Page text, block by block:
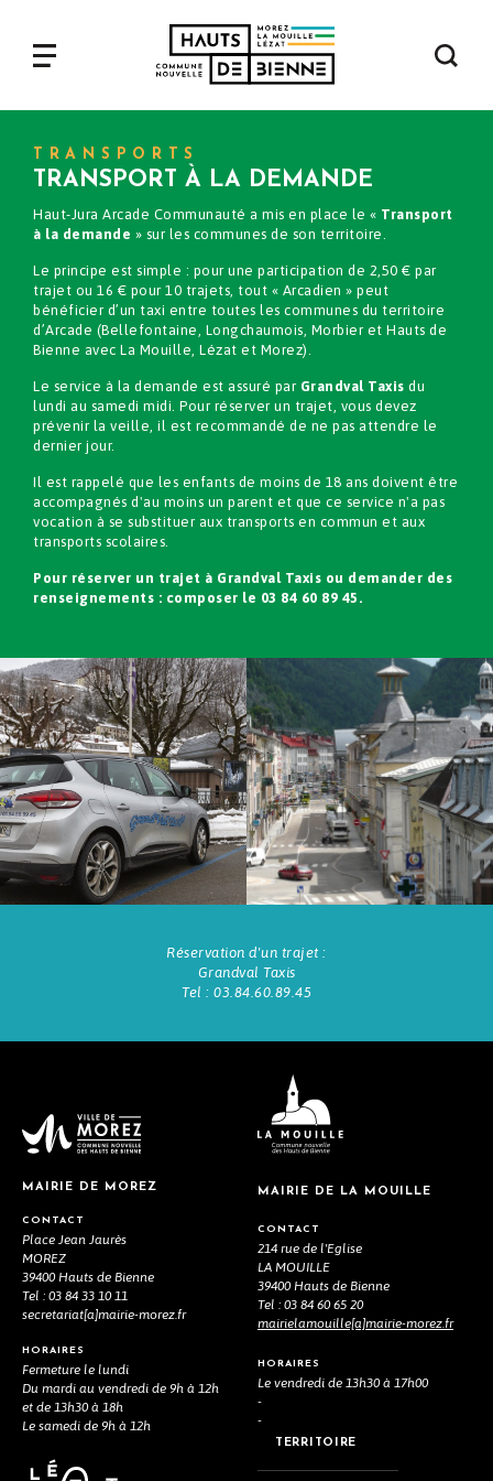
contenu
Navigation
principale
TRANSPORTS
TRANSPORT À LA DEMANDE
Haut-Jura Arcade Communauté a mis en place le « Transport
à la demande » sur les communes de son territoire.
Le principe est simple : pour une participation de 2,50 € par
trajet ou 16 € pour 10 trajets, tout « Arcadien » peut
bénéficier d’un taxi entre toutes les communes du territoire
d’Arcade (Bellefontaine, Longchaumois, Morbier et Hauts de
Bienne avec La Mouille, Lézat et Morez).
Le service à la demande est assuré parGrandval Taxis du
lundi au samedi midi. Pour réserver un trajet, vous devez
prévenir la veille, il est recommandé de ne pas attendre le
dernier jour.
Il est rappelé que les enfants de moins de 18 ans doivent être
accompagnés d'au moins un parent et que ce service n'a pas
vocation à se substituer aux transports en commun et aux
transports scolaires.
Pour réserver un trajet à Grandval Taxis ou demander des
renseignements : composer le 03 84 60 89 45.
Réservation d'un trajet :
Grandval Taxis
Tel : 03.84.60.89.45
MAIRIE DE MOREZ
CONTACT
Place Jean Jaurès
MOREZ
39400 Hauts de Bienne
Tel : 03 84 33 10 11
secretariat[a]mairie-morez.fr
HORAIRES
Fermeture le lundi
Du mardi au vendredi de 9h à 12h
et de 13h30 à 18h
Le samedi de 9h à 12h
MAIRIE DE LA MOUILLE
CONTACT
214 rue de l'Eglise
LA MOUILLE
39400 Hauts de Bienne
Tel : 03 84 60 65 20
mairielamouille[a]mairie-morez.fr
HORAIRES
Le vendredi de 13h30 à 17h00
-
-
TERRITOIRE